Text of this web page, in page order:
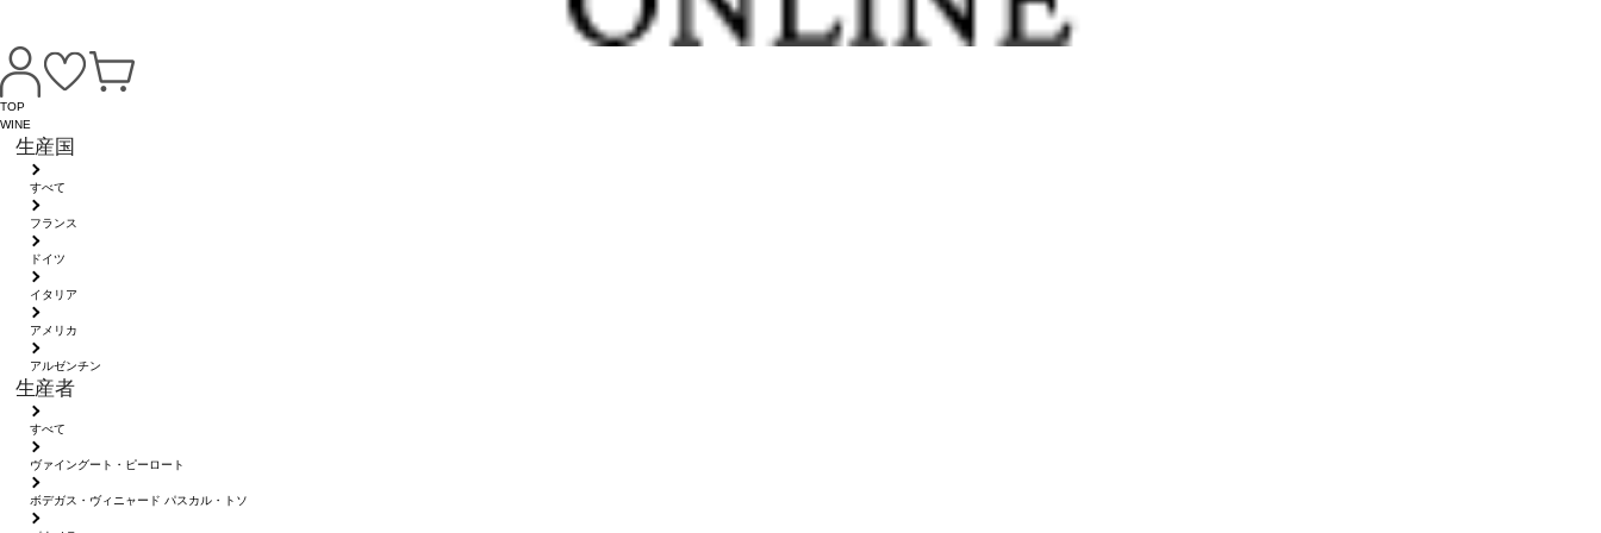
TOP
WINE
生産国
すべて
フランス
ドイツ
イタリア
アメリカ
アルゼンチン
生産者
すべて
ヴァイングート・ピーロート
ボデガス・ヴィニャード パスカル・トソ